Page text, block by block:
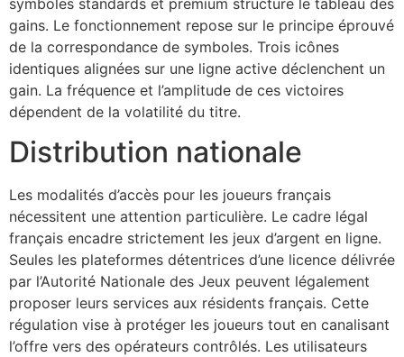
gains. Le fonctionnement repose sur le principe éprouvé
de la correspondance de symboles. Trois icônes
identiques alignées sur une ligne active déclenchent un
gain. La fréquence et l’amplitude de ces victoires
dépendent de la volatilité du titre.
Distribution nationale
Les modalités d’accès pour les joueurs français
nécessitent une attention particulière. Le cadre légal
français encadre strictement les jeux d’argent en ligne.
Seules les plateformes détentrices d’une licence délivrée
par l’Autorité Nationale des Jeux peuvent légalement
proposer leurs services aux résidents français. Cette
régulation vise à protéger les joueurs tout en canalisant
l’offre vers des opérateurs contrôlés. Les utilisateurs